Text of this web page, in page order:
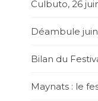
Culbuto, 26
Déambule
Bilan du
Maynats : le